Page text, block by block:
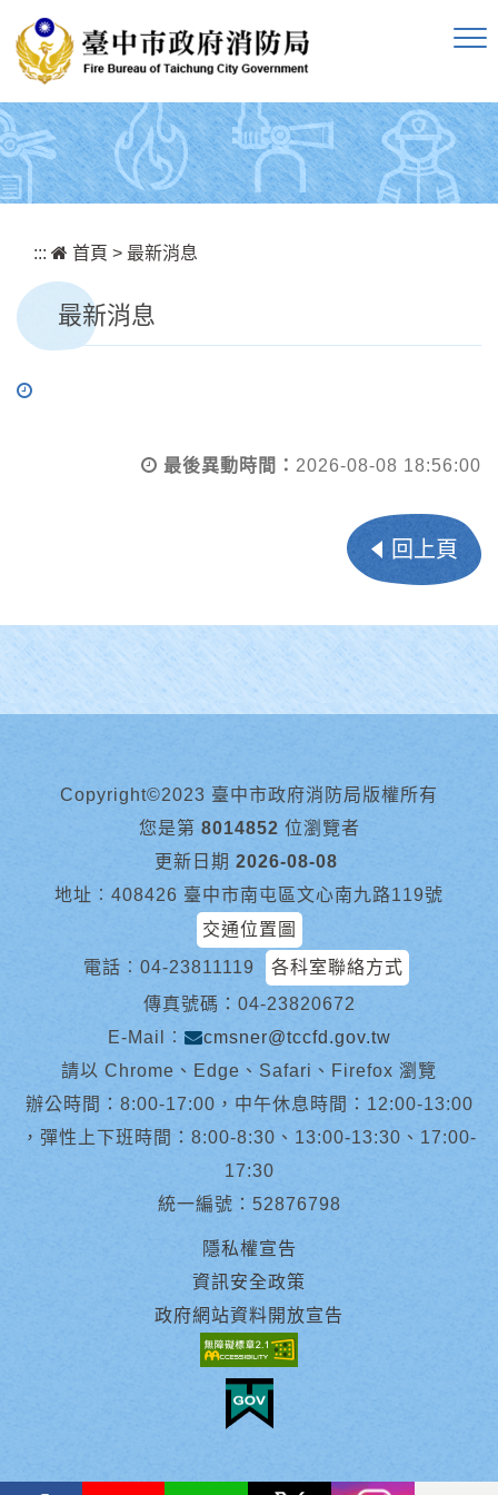
::: 首頁 > 最新消息
最新消息
最後異動時間： 2026-08-08 18:56:00
回上頁
Copyright©2023 臺中市政府消防局版權所有
您是第 8014852 位瀏覽者
更新日期 2026-08-08
地址︰408426 臺中市南屯區文心南九路119號
交通位置圖
電話︰ 04-23811119
各科室聯絡方式
傳真號碼：04-23820672
E-Mail︰
cmsner@tccfd.gov.tw
請以 Chrome、Edge、Safari、Firefox 瀏覽
辦公時間：8:00-17:00，中午休息時間：12:00-13:00
，彈性上下班時間：8:00-8:30、13:00-13:30、17:00-
17:30
統一編號：52876798
隱私權宣告
資訊安全政策
政府網站資料開放宣告